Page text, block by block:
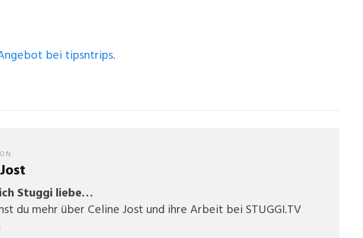
bei tipsntrips.
Stuggi liebe…
du mehr über Celine Jost und ihre Arbeit bei STUGGI.TV